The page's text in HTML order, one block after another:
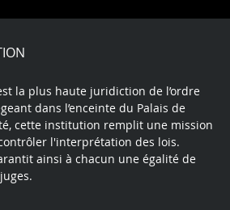
YoutubeLinkedInInstagram
la plus haute juridiction de l’ordre
dans l’enceinte du Palais de
cette institution remplit une mission
l'interprétation des lois.
ainsi à chacun une égalité de